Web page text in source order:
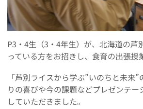
P3・4生（3・4年生）が、北海道の芦
っている方をお招きし、食育の出張授
「芦別ライスから学ぶ”いのちと未来
りの喜びや今の課題などプレゼンテー
していただきました。